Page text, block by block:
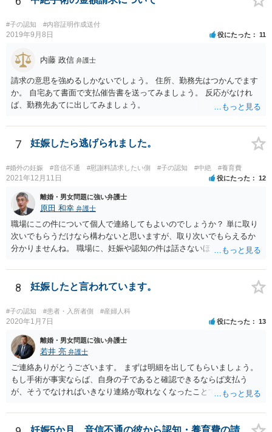
料請求などもできる可能性があります。 いずれにせよ、親御さんとの
関わりが不可欠となると思われますので、一度話し合った上で、法律
事務所へ早めのご相談をされたほうがよろしいかと思います。
#子の認知 #内容証明作成送付
2019年9月8日 役にたった 11
内藤 政信 弁護士
請求の意思を強めるしかないでしょう。 住所、勤務先はつかんでます
か。 自宅あて書面で支払催告書を送ってみましょう。 反応がなけれ
ば、勤務先あてに出してみましょう。
7 妊娠したら逃げられました。
#婚外の妊娠 #音信不通 #慰謝料請求したい側 #子の認知 #中絶 #養育費
2021年12月11日 役にたった 12
離婚・男女問題に強い弁護士
原田 和幸 弁護士
職場にこの件について個人で連絡してもよいのでしょうか？ 単に取り
次いでもらうだけなら構わないと思いますが、取り次いでもらえるか
分かりませんね。 職場に、妊娠や認知の件は話さないほうがよいと思
難しいと思われれば、弁護士に入ってもらうことも検討されてくださ
い。 一度、お近くの弁護士に相談されてみてもよいと思います。
8 妊娠したと言われています。
#子の認知 #患者・入所者側 #産婦人科
2020年1月7日 役にたった 13
離婚・男女問題に強い弁護士
若井 亮 弁護士
ご連絡ありがとうございます。 まずは明細を出してもらいましょう。
もし手術が事実ならば、自身の子であると確認できるならば支払う
が、そうでなければいきなり連絡が取れなくなったことで不信感もあ
してはいかがでしょうか。 代理人となる場合ですが、事務所ごとにま
ちまちです。 弊所の場合、交渉をお受けするとなると20万円くらいが
妊娠5か月、音信不通の彼から認知・養育費の請